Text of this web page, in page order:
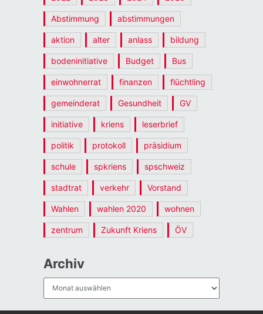
Abstimmung abstimmungen
aktion alter anlass bildung
bodeninitiative Budget Bus
einwohnerrat finanzen flüchtling
gemeinderat Gesundheit GV
initiative kriens leserbrief
politik protokoll präsidium
schule spkriens spschweiz
stadtrat verkehr Vorstand
Wahlen wahlen 2020 wohnen
zentrum Zukunft Kriens ÖV
Archiv